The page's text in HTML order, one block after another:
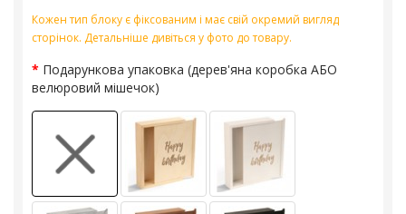
Кожен тип блоку є фіксованим і має свій окремий вигляд
сторінок. Детальніше дивіться у фото до товару.
Подарункова упаковка (дерев'яна коробка АБО
велюровий мішечок)